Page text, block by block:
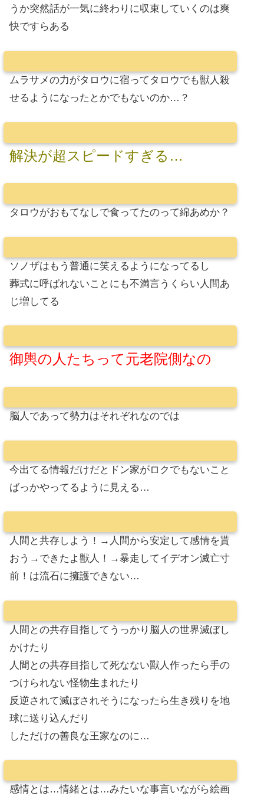
うか突然話が一気に終わりに収束していくのは爽
快ですらある
ムラサメの力がタロウに宿ってタロウでも獣人殺
せるようになったとかでもないのか…？
解決が超スピードすぎる…
タロウがおもてなしで食ってたのって綿あめか？
ソノザはもう普通に笑えるようになってるし
葬式に呼ばれないことにも不満言うくらい人間あ
じ増してる
御輿の人たちって元老院側なの
脳人であって勢力はそれぞれなのでは
今出てる情報だけだとドン家がロクでもないこと
ばっかやってるように見える…
人間と共存しよう！→人間から安定して感情を貰
おう→できたよ獣人！→暴走してイデオン滅亡寸
前！は流石に擁護できない…
人間との共存目指してうっかり脳人の世界滅ぼし
かけたり
人間との共存目指して死なない獸人作ったら手の
つけられない怪物生まれたり
反逆されて滅ぼされそうになったら生き残りを地
球に送り込んだり
しただけの善良な王家なのに…
感情とは…情緒とは…みたいな事言いながら絵画